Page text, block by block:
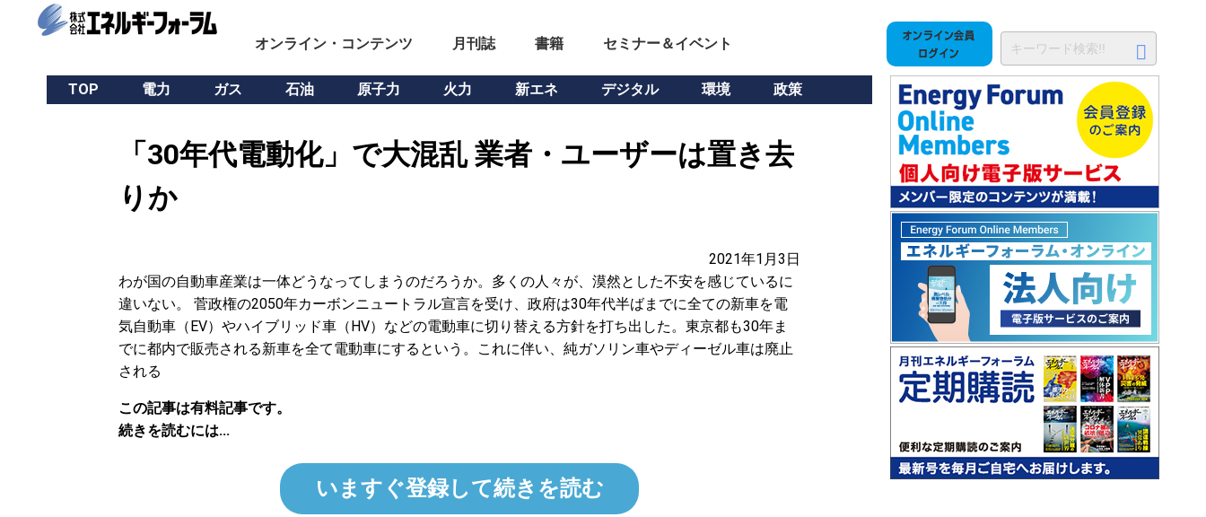
オンライン・コンテンツ 月刊誌 書籍 セミナー＆イベント
TOP 電力 ガス 石油 原子力 火力 新エネ デジタル 環境 政策
「30年代電動化」で大混乱 業者・ユーザーは置き去
りか
2021年1月3日
わが国の自動車産業は一体どうなってしまうのだろうか。多くの人々が、漠然とした不安を感じているに
違いない。 菅政権の2050年カーボンニュートラル宣言を受け、政府は30年代半ばまでに全ての新車を電
気自動車（EV）やハイブリッド車（HV）などの電動車に切り替える方針を打ち出した。東京都も30年ま
でに都内で販売される新車を全て電動車にするという。これに伴い、純ガソリン車やディーゼル車は廃止
される
この記事は有料記事です。
続きを読むには...
いますぐ登録して続きを読む